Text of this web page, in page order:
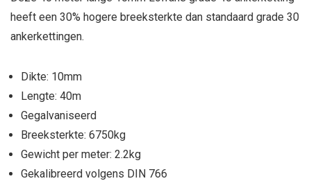
heeft een 30% hogere breeksterkte dan standaard grade 30
ankerkettingen.
Dikte: 10mm
Lengte: 40m
Gegalvaniseerd
Breeksterkte: 6750kg
Gewicht per meter: 2.2kg
Gekalibreerd volgens DIN 766